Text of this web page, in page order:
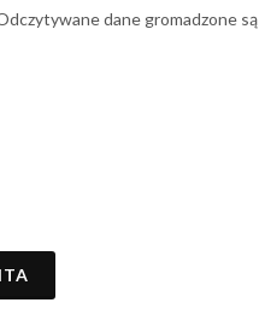
dane gromadzone są